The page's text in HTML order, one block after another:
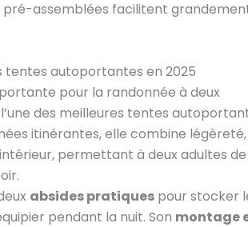
assemblées facilitent
tentes autoportantes en 2025
pour la randonnée à deux
des meilleures tentes
itinérantes, elle combine
permettant à deux adultes
absides pratiques pour stocker
pendant la nuit. Son montage